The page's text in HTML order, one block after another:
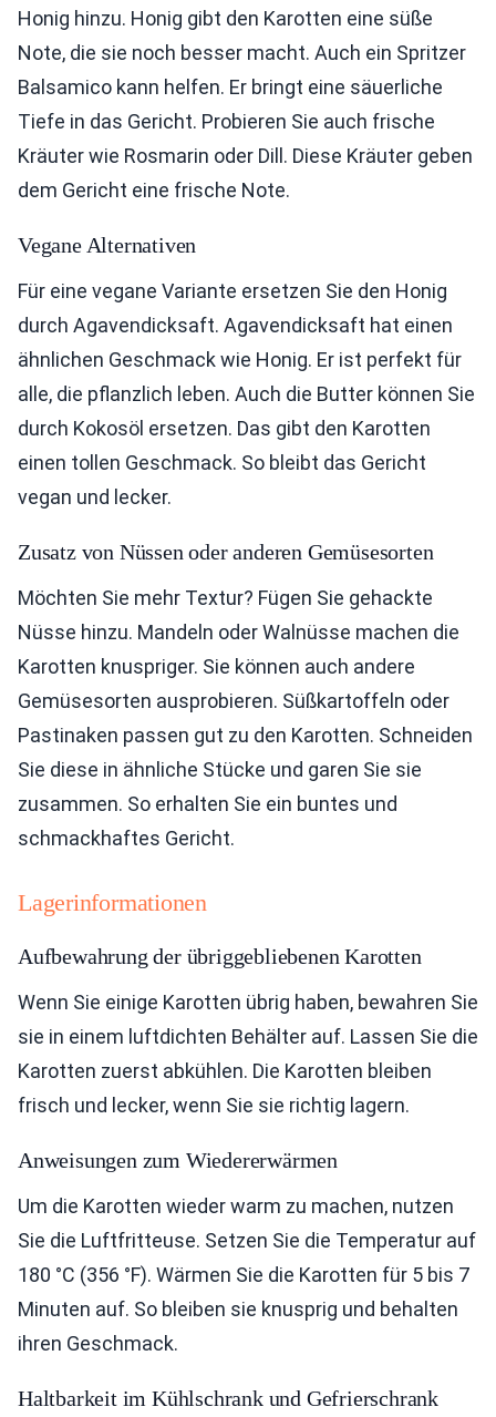
Honig hinzu. Honig gibt den Karotten eine süße
Note, die sie noch besser macht. Auch ein Spritzer
Balsamico kann helfen. Er bringt eine säuerliche
Tiefe in das Gericht. Probieren Sie auch frische
Kräuter wie Rosmarin oder Dill. Diese Kräuter geben
dem Gericht eine frische Note.
Vegane Alternativen
Für eine vegane Variante ersetzen Sie den Honig
durch Agavendicksaft. Agavendicksaft hat einen
ähnlichen Geschmack wie Honig. Er ist perfekt für
alle, die pflanzlich leben. Auch die Butter können Sie
durch Kokosöl ersetzen. Das gibt den Karotten
einen tollen Geschmack. So bleibt das Gericht
vegan und lecker.
Zusatz von Nüssen oder anderen Gemüsesorten
Möchten Sie mehr Textur? Fügen Sie gehackte
Nüsse hinzu. Mandeln oder Walnüsse machen die
Karotten knuspriger. Sie können auch andere
Gemüsesorten ausprobieren. Süßkartoffeln oder
Pastinaken passen gut zu den Karotten. Schneiden
Sie diese in ähnliche Stücke und garen Sie sie
zusammen. So erhalten Sie ein buntes und
schmackhaftes Gericht.
Lagerinformationen
Aufbewahrung der übriggebliebenen Karotten
Wenn Sie einige Karotten übrig haben, bewahren Sie
sie in einem luftdichten Behälter auf. Lassen Sie die
Karotten zuerst abkühlen. Die Karotten bleiben
frisch und lecker, wenn Sie sie richtig lagern.
Anweisungen zum Wiedererwärmen
Um die Karotten wieder warm zu machen, nutzen
Sie die Luftfritteuse. Setzen Sie die Temperatur auf
180 °C (356 °F). Wärmen Sie die Karotten für 5 bis 7
Minuten auf. So bleiben sie knusprig und behalten
ihren Geschmack.
Haltbarkeit im Kühlschrank und Gefrierschrank